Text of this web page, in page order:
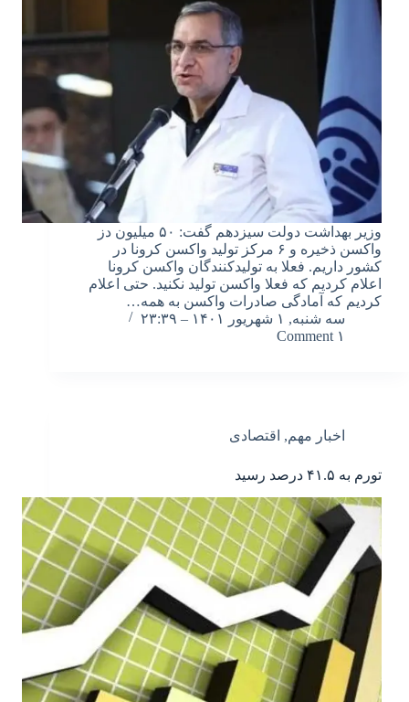
وزیر بهداشت دولت سیزدهم گفت: ۵۰ میلیون دز
واکسن ذخیره و ۶ مرکز تولید واکسن کرونا در
کشور داریم. فعلا به تولیدکنندگان واکسن کرونا
اعلام کردیم که فعلا واکسن تولید نکنید. حتی اعلام
کردیم که آمادگی صادرات واکسن به همه…
سه شنبه, ۱ شهریور ۱۴۰۱ – ۲۳:۳۹
۱ Comment
اخبار مهم, اقتصادی
تورم به ۴۱.۵ درصد رسید